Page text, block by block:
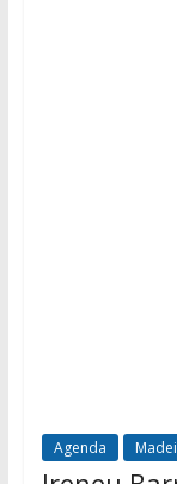
Agenda